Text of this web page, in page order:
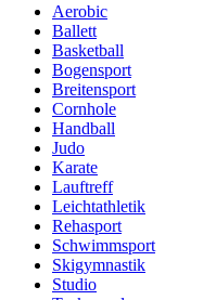
Aerobic
Ballett
Basketball
Bogensport
Breitensport
Cornhole
Handball
Judo
Karate
Lauftreff
Leichtathletik
Rehasport
Schwimmsport
Skigymnastik
Studio